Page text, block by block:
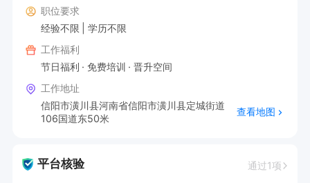
职位要求
经验不限
学历不限
工作福利
节日福利
免费培训
晋升空间
工作地址
信阳市潢川县河南省信阳市潢川县定城街道
106国道东50米
查看地图
平台核验 通过1项